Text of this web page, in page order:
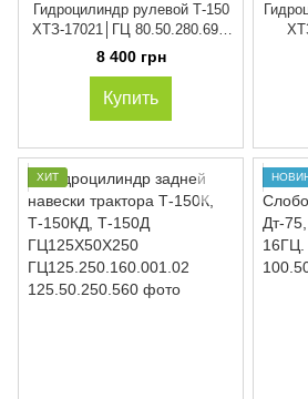
Гидроцилиндр рулевой Т-150
ХТЗ-17021│ГЦ 80.50.280.696.
151.40.040-3. ГЦ 111.01.045 12
8 400 грн
Купить
ХИТ